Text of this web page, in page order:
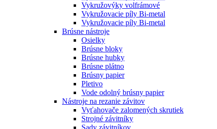
Vykružovýky volfrámové
Vykružovacie píly Bi-metal
Vykružovacie píly Bi-metal
Brúsne nástroje
Osielky
Brúsne bloky
Brúsne hubky
Brúsne plátno
Brúsny papier
Pletivo
Vode odolný brúsny papier
Nástroje na rezanie závitov
Vyťahovače zalomených skrutiek
Strojné závitníky
Sady závitníkov